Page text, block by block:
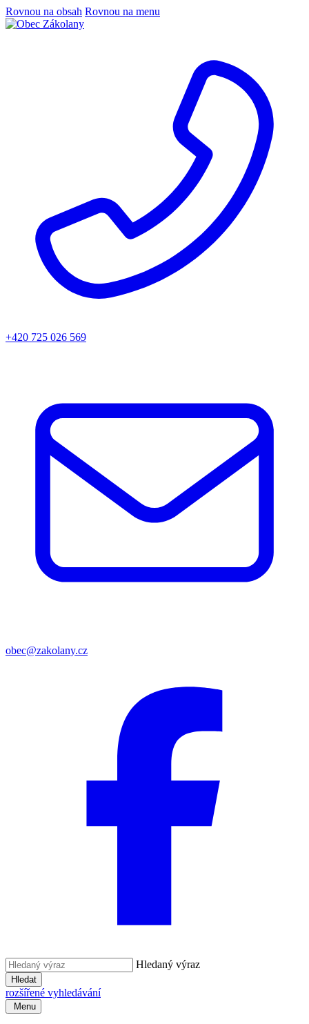
Rovnou na obsah Rovnou na menu
+420 725 026 569
obec@zakolany.cz
Hledaný výraz
Hledat
rozšířené vyhledávání
Menu